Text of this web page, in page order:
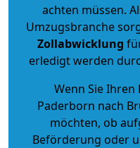
achten müssen.
Umzugsbranche
Zollabwicklung
erledigt werden
Wenn Sie
Paderborn nach
möchten, ob
Beförderung oder